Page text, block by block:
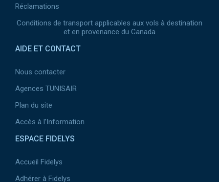
Réclamations
Conditions de transport applicables aux vols à destination
et en provenance du Canada
AIDE ET CONTACT
Nous contacter
Agences TUNISAIR
Plan du site
Accès à l’Information
ESPACE FIDELYS
Accueil Fidelys
Adhérer à Fidelys